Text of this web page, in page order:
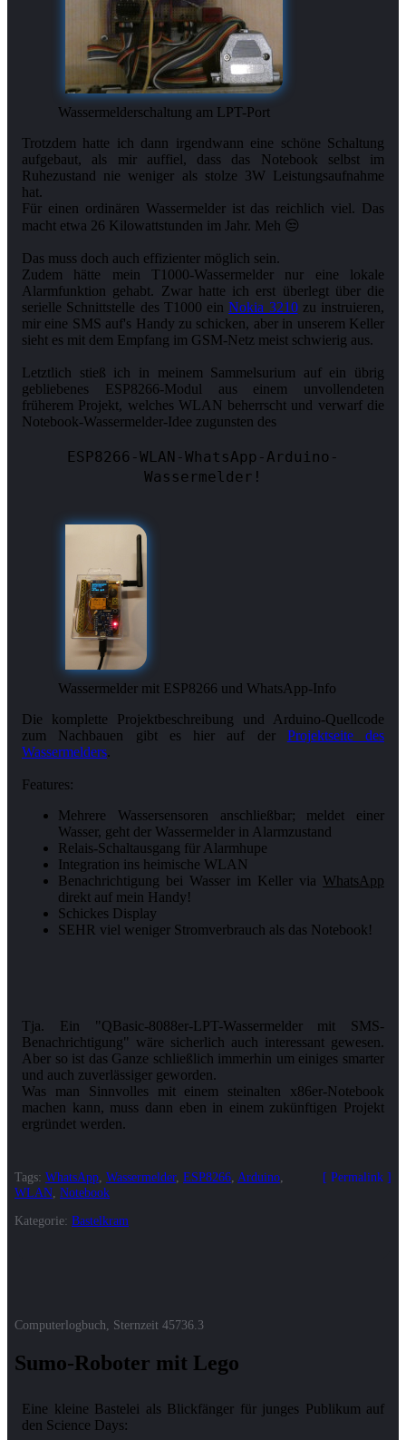
Wassermelderschaltung am LPT-Port
Trotzdem hatte ich dann irgendwann eine schöne Schaltung
aufgebaut, als mir auffiel, dass das Notebook selbst im
Ruhezustand nie weniger als stolze 3W Leistungsaufnahme
hat.
Für einen ordinären Wassermelder ist das reichlich viel. Das
macht etwa 26 Kilowattstunden im Jahr. Meh 😒
Das muss doch auch effizienter möglich sein.
Zudem hätte mein T1000-Wassermelder nur eine lokale
Alarmfunktion gehabt. Zwar hatte ich erst überlegt über die
serielle Schnittstelle des T1000 einNokia 3210zu instruieren,
mir eine SMS auf's Handy zu schicken, aber in unserem Keller
sieht es mit dem Empfang im GSM-Netz meist schwierig aus.
Letztlich stieß ich in meinem Sammelsurium auf ein übrig
gebliebenes ESP8266-Modul aus einem unvollendeten
früherem Projekt, welches WLAN beherrscht und verwarf die
Notebook-Wassermelder-Idee zugunsten des
ESP8266-WLAN-WhatsApp-Arduino-
Wassermelder!
Wassermelder mit ESP8266 und WhatsApp-Info
Die komplette Projektbeschreibung und Arduino-Quellcode
zum Nachbauen gibt es hier auf der Projektseite des
Wassermelders.
Features:
Mehrere Wassersensoren anschließbar; meldet einer
Wasser, geht der Wassermelder in Alarmzustand
Relais-Schaltausgang für Alarmhupe
Integration ins heimische WLAN
Benachrichtigung bei Wasser im Keller via WhatsApp
direkt auf mein Handy!
Schickes Display
SEHR viel weniger Stromverbrauch als das Notebook!
Tja. Ein "QBasic-8088er-LPT-Wassermelder mit SMS-
Benachrichtigung" wäre sicherlich auch interessant gewesen.
Aber so ist das Ganze schließlich immerhin um einiges smarter
und auch zuverlässiger geworden.
Was man Sinnvolles mit einem steinalten x86er-Notebook
machen kann, muss dann eben in einem zukünftigen Projekt
Permalink
Tags: WhatsApp Wassermelder, ESP8266 Arduino
WLAN Notebook
Kategorie: Bastelkram
Computerlogbuch, Sternzeit 45736.3
Sumo-Roboter mit Lego
Eine kleine Bastelei als Blickfänger für junges Publikum auf